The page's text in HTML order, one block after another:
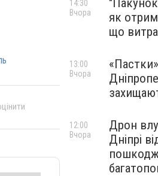
як
що
14:30
Вчора
13:00
Вчора
Дрон
Дніпрі
12:00
Вчора